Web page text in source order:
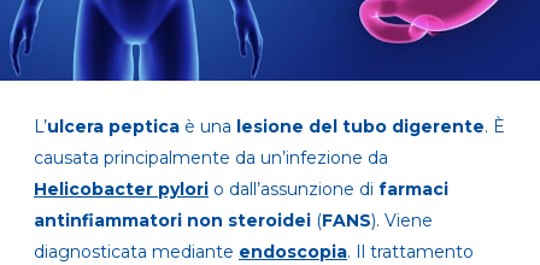
L’ulcera peptica è una lesione del tubo digerente. È
causata principalmente da un’infezione da
Helicobacter pylori o dall’assunzione di farmaci
antinfiammatori non steroidei (FANS). Viene
diagnosticata mediante endoscopia. Il trattamento